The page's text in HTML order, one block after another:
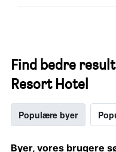
Find bedre
Resort Hotel
Populære byer
Byer, vores brugere